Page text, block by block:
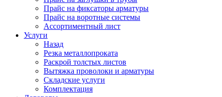
Прайс на фиксаторы арматуры
Прайс на воротные системы
Ассортиментный лист
Услуги
Назад
Резка металлопроката
Раскрой толстых листов
Вытяжка проволоки и арматуры
Складские услуги
Комплектация